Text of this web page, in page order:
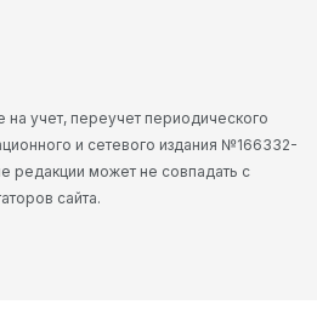
на учет, переучет периодического
и сетевого издания №166332-
редакции может не совпадать с
сайта.